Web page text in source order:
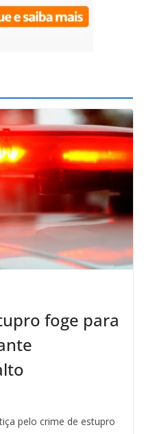
foge para
pelo crime de estupro